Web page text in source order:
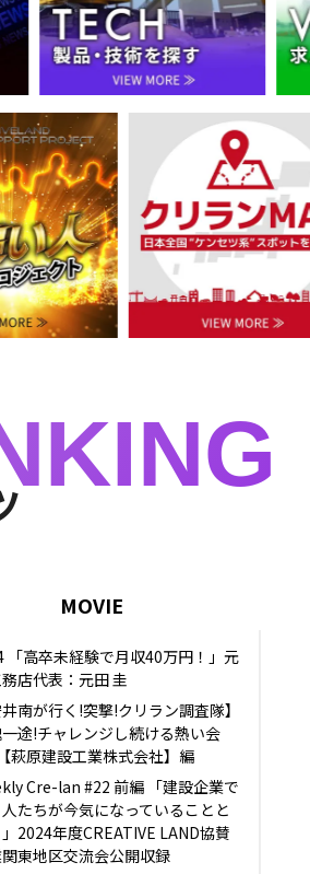
追
MOVIE
「高卒未経験で月収40万円！」元
店代表：元田 圭
井南が行く!突撃!クリラン調査隊】
途!チャレンジし続ける熱い会
萩原建設工業株式会社】編
Cre-lan #22 前編 「建設企業で
たちが今気になっていることと
2024年度CREATIVE LAND協賛
東地区交流会公開収録